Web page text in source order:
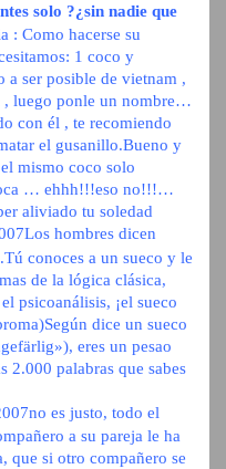
solo ?¿sin nadie que
: Como hacerse su
1 coco y
a ser posible de vietnam ,
, luego ponle un nombre…
con él , te recomiendo
el gusanillo.Bueno y
mismo coco solo
… ehhh!!!eso no!!!…
aliviado tu soledad
Los hombres dicen
conoces a un sueco y le
de la lógica clásica,
psicoanálisis, ¡el sueco
dice un sueco
eres un pesao
2.000 palabras que sabes
no es justo, todo el
a su pareja le ha
que si otro compañero se